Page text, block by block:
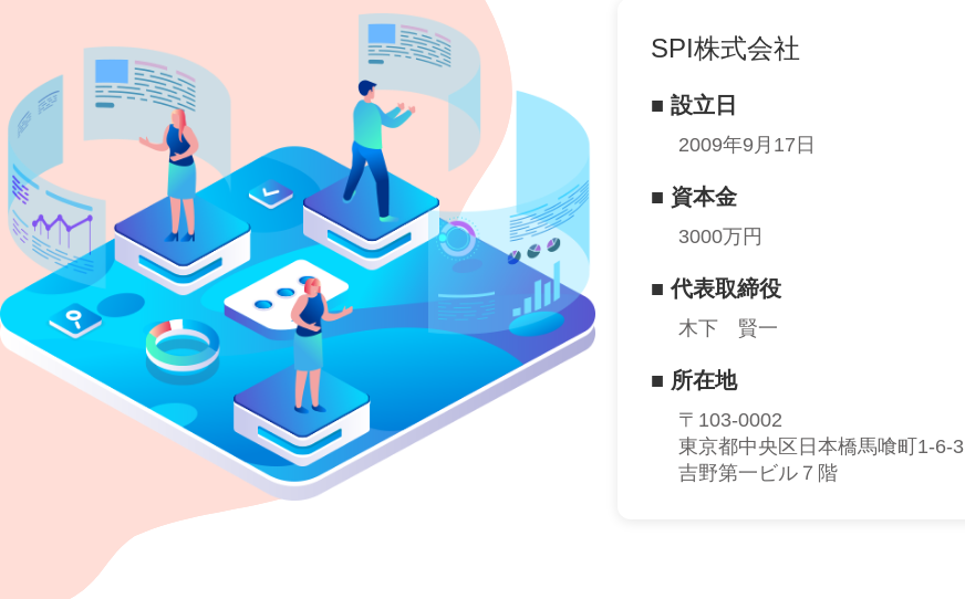
SPI株式会社
■ 設立日
2009年9月17日
■ 資本金
3000万円
■ 代表取締役
木下 賢一
■ 所在地
〒103-0002
東京都中央区日本橋馬喰町1-6-3
吉野第一ビル７階